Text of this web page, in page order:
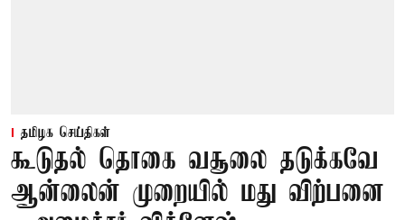
தமிழக செய்திகள்
கூடுதல் தொகை வசூலை தடுக்கவே
ஆன்லைன் முறையில் மது விற்பனை